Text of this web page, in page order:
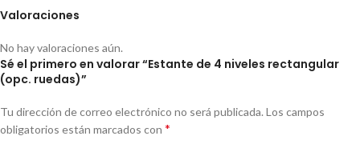
Valoraciones
No hay valoraciones aún.
Sé el primero en valorar “Estante de 4 niveles rectangular
(opc. ruedas)”
Tu dirección de correo electrónico no será publicada. Los campos
obligatorios están marcados con *